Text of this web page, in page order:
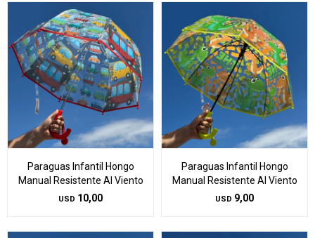
Paraguas Infantil Hongo
Manual Resistente Al Viento
USD 10,00
Paraguas Infantil Hongo
Manual Resistente Al Viento
USD 9,00